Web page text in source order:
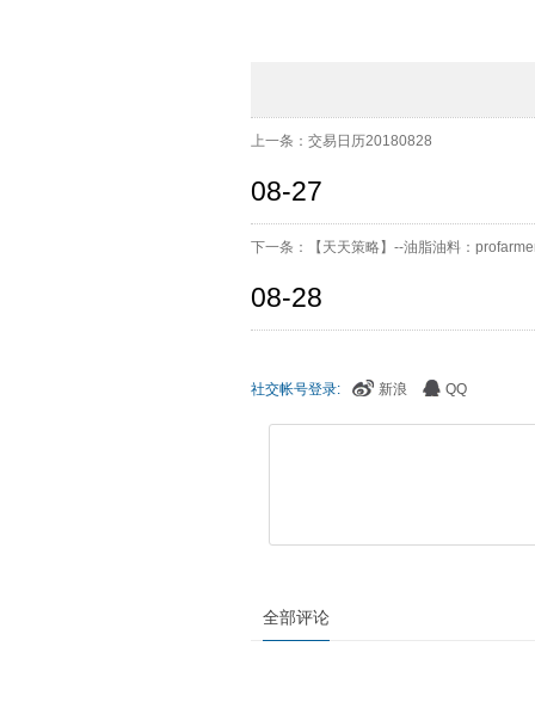
上一条：交易日历20180828
08-27
下一条：【天天策略】--油脂油料：
08-28
社交帐号登录: 新浪 QQ
全部评论